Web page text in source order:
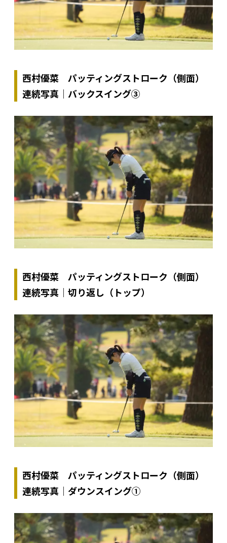
西村優菜 パッティングストローク（側面）
連続写真｜バックスイング③
西村優菜 パッティングストローク（側面）
連続写真｜切り返し（トップ）
西村優菜 パッティングストローク（側面）
連続写真｜ダウンスイング①